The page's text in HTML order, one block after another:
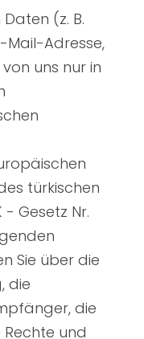
(z. B.
Mail-Adresse,
uns nur in
türkischen
Gesetz Nr.
Sie über die
die
die
und